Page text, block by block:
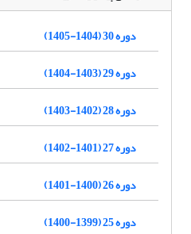
دوره 30 (1404-1405)
دوره 29 (1403-1404)
دوره 28 (1402-1403)
دوره 27 (1401-1402)
دوره 26 (1400-1401)
دوره 25 (1399-1400)